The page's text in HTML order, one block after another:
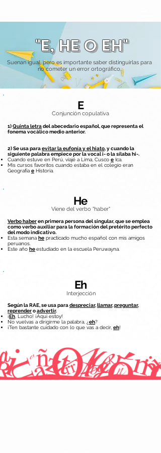
"E, HE O EH"
Suenan igual, pero es importante saber distinguirlas para
no cometer un error ortográfico.
E
Conjunción copulativa
1)Quinta letradel abecedario español, que representa el
fonema vocálico medio anterior.
2) Se usa paraevitar la eufonía y el hiato, y cuando la
siguiente palabra empiece por la vocal i- o la sílaba hi-.
Cuando estuve en Perú, viajé a Lima, Cusco e Ica.
Mis cursos favoritos cuando estaba en el colegio eran
Geografía e Historia.
He
Viene del verbo "haber"
Verbo haberen primera persona del singular, que se emplea
como verbo auxiliar para la formación del pretérito perfecto
del modo indicativo.
Esta semana he practicado mucho español con mis amigos
peruanos.
Este año heestudiado en la escuela Peruwayna.
Eh
Interjección
Según la RAE, se usa paradespreciar,llamar,preguntar,
reprenderoadvertir.
¡Eh , Lucho! ¡Aqui estoy!
No vuelvas a dirigirme la palabra, ¿eh?
¡Ten bastante cuidado con lo que vas a decir, eh!